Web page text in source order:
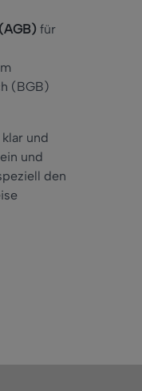
für
(BGB)
und
und
den